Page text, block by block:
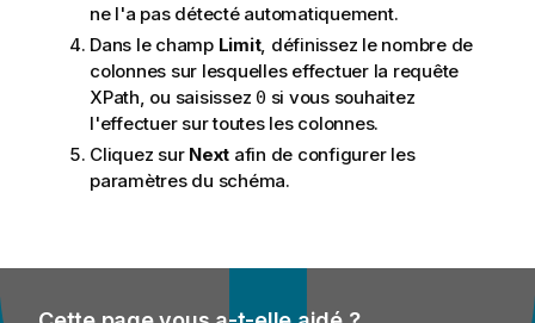
ne l'a pas détecté automatiquement.
Dans le champ Limit, définissez le nombre de
colonnes sur lesquelles effectuer la requête
XPath, ou saisissez 0 si vous souhaitez
l'effectuer sur toutes les colonnes.
Cliquez sur Next afin de configurer les
paramètres du schéma.